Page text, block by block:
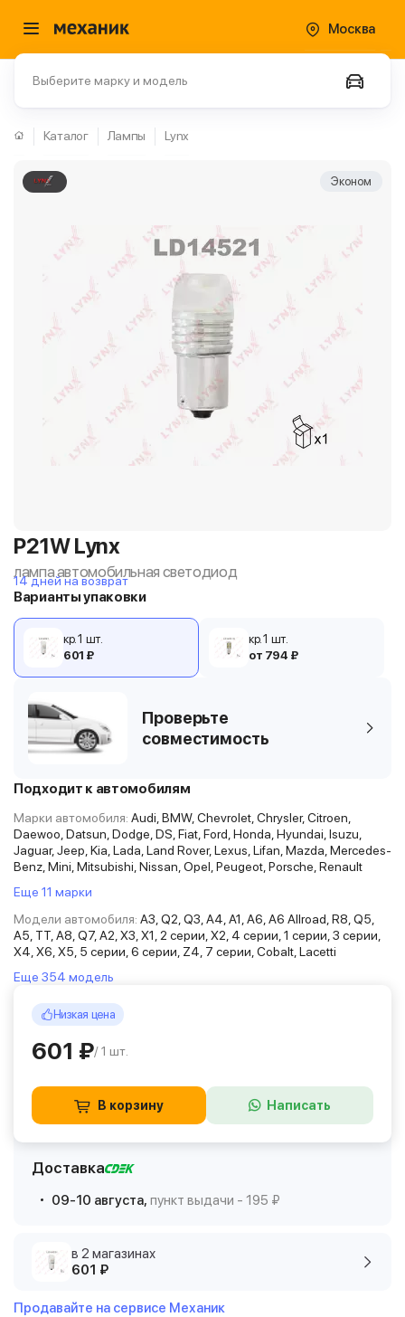
Москва
Выберите марку и модель
Каталог Лампы Lynx
Эконом
P21W Lynx
лампа автомобильная светодиод
14 дней на возврат
Варианты упаковки
кр. 1 шт.
601 ₽
кр. 1 шт.
от 794 ₽
Проверьте
совместимость
Подходит к автомобилям
Марки автомобиля: Audi, BMW, Chevrolet, Chrysler, Citroen,
Daewoo, Datsun, Dodge, DS, Fiat, Ford, Honda, Hyundai, Isuzu,
Jaguar, Jeep, Kia, Lada, Land Rover, Lexus, Lifan, Mazda, Mercedes-
Benz, Mini, Mitsubishi, Nissan, Opel, Peugeot, Porsche, Renault
Еще 11 марки
Модели автомобиля: A3, Q2, Q3, A4, A1, A6, A6 Allroad, R8, Q5,
A5, TT, A8, Q7, A2, X3, X1, 2 серии, X2, 4 серии, 1 серии, 3 серии,
X4, X6, X5, 5 серии, 6 серии, Z4, 7 серии, Cobalt, Lacetti
Еще 354 модель
Низкая цена
601 ₽/ 1 шт.
В корзину Написать
Доставка
09-10 августа, пункт выдачи - 195 ₽
в 2 магазинах
601 ₽
Продавайте на сервисе Механик